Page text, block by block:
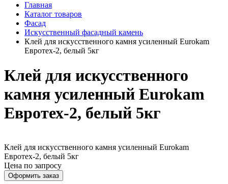
Главная
Каталог товаров
Фасад
Искусственный фасадный камень
Клей для искусственного камня усиленный Eurokam
Евротех-2, белый 5кг
Клей для искусственного
камня усиленный Eurokam
Евротех-2, белый 5кг
Клей для искусственного камня усиленный Eurokam
Евротех-2, белый 5кг
Цена по запросу
Оформить заказ